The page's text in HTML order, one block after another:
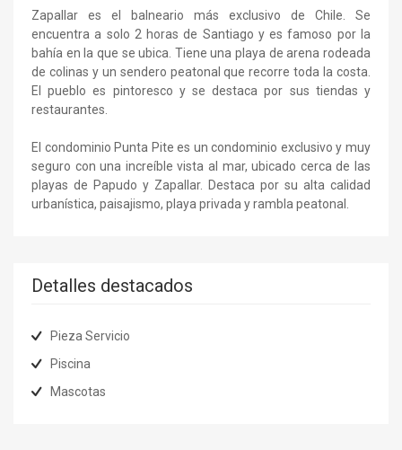
Zapallar es el balneario más exclusivo de Chile. Se
encuentra a solo 2 horas de Santiago y es famoso por la
bahía en la que se ubica. Tiene una playa de arena rodeada
de colinas y un sendero peatonal que recorre toda la costa.
El pueblo es pintoresco y se destaca por sus tiendas y
restaurantes.
El condominio Punta Pite es un condominio exclusivo y muy
seguro con una increíble vista al mar, ubicado cerca de las
playas de Papudo y Zapallar. Destaca por su alta calidad
urbanística, paisajismo, playa privada y rambla peatonal.
Detalles destacados
Pieza Servicio
Piscina
Mascotas